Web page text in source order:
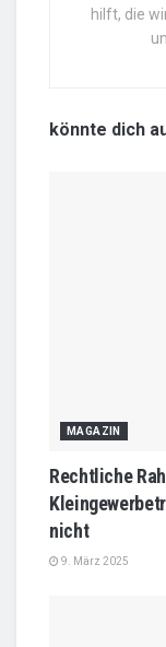
hilft, die
könnte dich
MAGAZIN
Rechtliche
nicht
9. März 2025